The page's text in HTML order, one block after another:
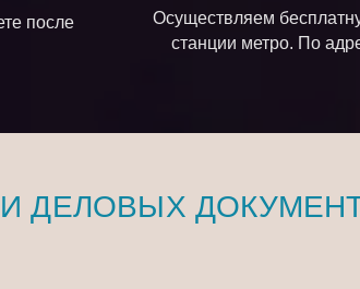
после
Осуществляем
станции метро. По
ДЕЛОВЫХ